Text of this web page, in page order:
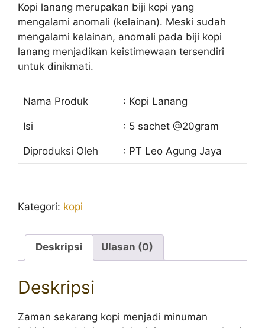
Kopi lanang merupakan biji kopi yang
mengalami anomali (kelainan). Meski sudah
mengalami kelainan, anomali pada biji kopi
lanang menjadikan keistimewaan tersendiri
untuk dinikmati.
Nama Produk : Kopi Lanang
Isi : 5 sachet @20gram
Diproduksi Oleh : PT Leo Agung Jaya
Kategori: kopi
Deskripsi Ulasan (0)
Deskripsi
Zaman sekarang kopi menjadi minuman